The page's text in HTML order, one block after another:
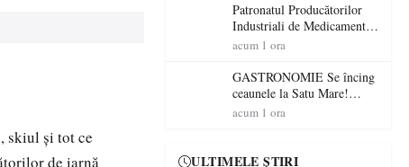
skiul şi tot ce
de iarnă
Patronatul Producătorilor
Industriali de Medicamente
din România (PRIMER):
energie electrică a fabricilor
de medicamente va pune în
pericol accesul pacienților la
medicamente esențiale
acum 1 ora
GASTRONOMIE Se încing
ceaunele la Satu Mare!
Concursul „Veress Ádám”
jurat de renume
acum 1 ora
ULTIMELE ȘTIRI